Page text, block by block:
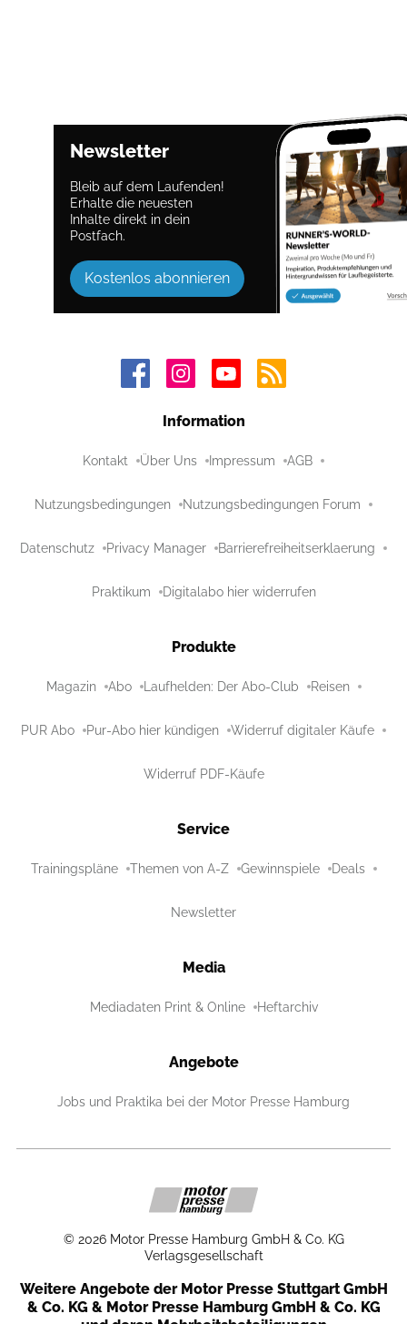
Newsletter
Bleib auf dem Laufenden!
Erhalte die neuesten
Inhalte direkt in dein
Postfach.
Kostenlos abonnieren
Information
Kontakt Über Uns Impressum AGB
Nutzungsbedingungen Nutzungsbedingungen Forum
Datenschutz Privacy Manager Barrierefreiheitserklaerung
Praktikum Digitalabo hier widerrufen
Produkte
Magazin Abo Laufhelden: Der Abo-Club Reisen
PUR Abo Pur-Abo hier kündigen Widerruf digitaler Käufe
Widerruf PDF-Käufe
Service
Trainingspläne Themen von A-Z Gewinnspiele Deals
Newsletter
Media
Mediadaten Print & Online Heftarchiv
Angebote
Jobs und Praktika bei der Motor Presse Hamburg
© 2026 Motor Presse Hamburg GmbH & Co. KG
Verlagsgesellschaft
Weitere Angebote der Motor Presse Stuttgart GmbH
& Co. KG & Motor Presse Hamburg GmbH & Co. KG